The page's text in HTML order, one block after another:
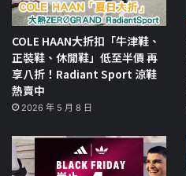
COLE HAAN大折扣「牛津鞋、
正裝鞋、休閒鞋」低至半價 再
享八折！Radiant Sport 涼鞋
熱賣中
2026 年 5 月 8 日